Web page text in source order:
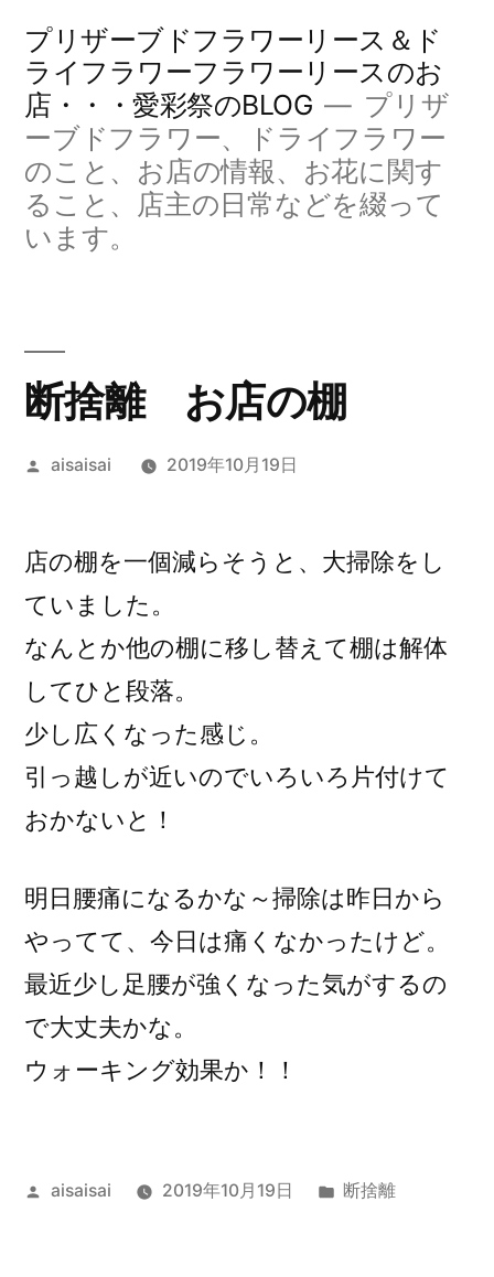
プリザーブドフラワーリース＆ド
ライフラワーフラワーリースのお
店・・・愛彩祭のBLOG
プリザ
ーブドフラワー、ドライフラワー
のこと、お店の情報、お花に関す
ること、店主の日常などを綴って
います。
断捨離 お店の棚
投
aisaisai 2019年10月19日
店の棚を一個減らそうと、大掃除をし
ていました。
なんとか他の棚に移し替えて棚は解体
してひと段落。
少し広くなった感じ。
引っ越しが近いのでいろいろ片付けて
おかないと！
明日腰痛になるかな～掃除は昨日から
やってて、今日は痛くなかったけど。
最近少し足腰が強くなった気がするの
で大丈夫かな。
ウォーキング効果か！！
投
aisaisai 2019年10月19日
カ
断捨離